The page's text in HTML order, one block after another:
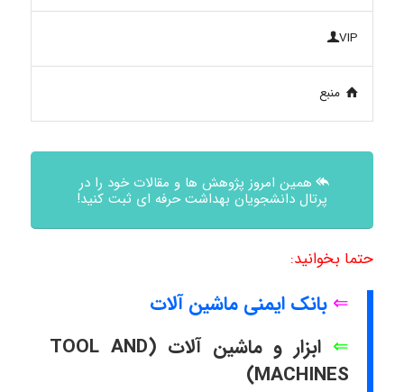
VIP
منبع
همین امروز پژوهش ها و مقالات خود را در
پرتال دانشجویان بهداشت حرفه ای ثبت کنید!
حتما بخوانید:
⇐ بانک ایمنی ماشین آلات
⇐
ابزار و ماشین آلات (TOOL AND
MACHINES)